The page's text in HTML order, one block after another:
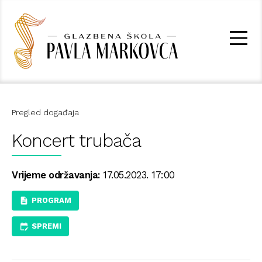
Pregled događaja
Koncert trubača
Vrijeme održavanja:17.05.2023. 17:00
PROGRAM
SPREMI